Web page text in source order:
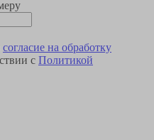
согласие на обработку
с Политикой